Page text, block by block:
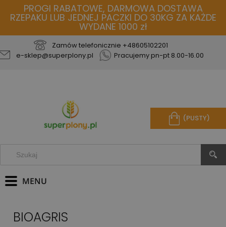
PROGI RABATOWE, DARMOWA DOSTAWA
RZEPAKU LUB JEDNEJ PACZKI DO 30KG ZA KAŻDE
WYDANE 1000 zł
Zamów telefonicznie +48605102201
e-sklep@superplony.pl
Pracujemy pn-pt 8.00-16.00
(PUSTY)
BIOAGRIS